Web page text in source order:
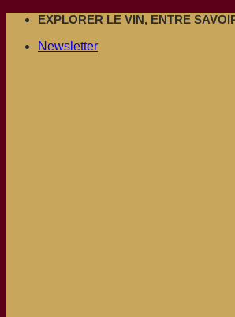
Passer
contenu
EXPLORER LE VIN, ENTRE
Newsletter